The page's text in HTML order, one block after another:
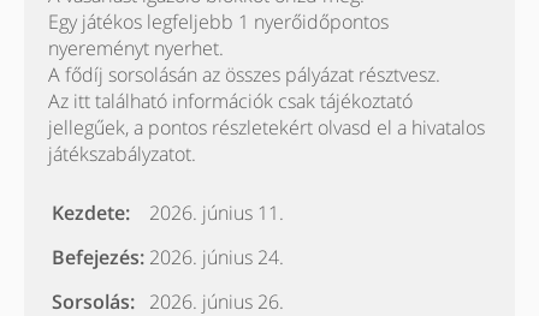
Egy játékos legfeljebb 1 nyerőidőpontos
nyereményt nyerhet.
A fődíj sorsolásán az összes pályázat résztvesz.
Az itt található információk csak tájékoztató
jellegűek, a pontos részletekért olvasd el a hivatalos
játékszabályzatot.
Kezdete:
2026. június 11.
Befejezés: 2026. június 24.
Sorsolás: 2026. június 26.